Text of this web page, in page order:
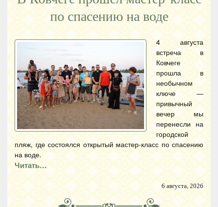
по спасению на воде
4 августа
встреча в
Ковчеге
прошла в
необычном
ключе —
привычный
вечер мы
перенесли на
городской
пляж, где состоялся открытый мастер-класс по спасению
на воде.
Читать…
6 августа, 2026